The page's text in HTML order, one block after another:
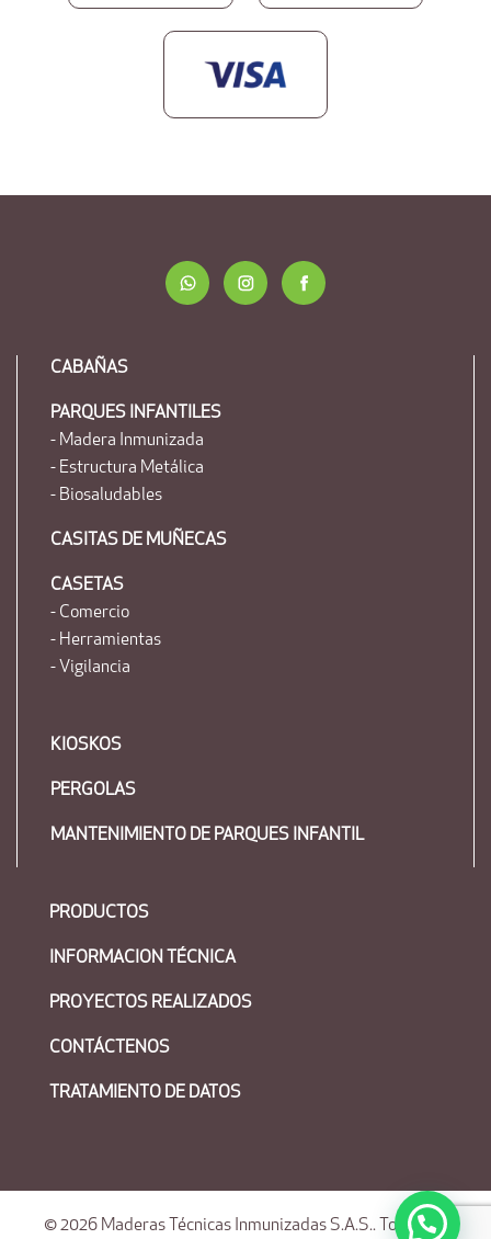
CABAÑAS
PARQUES INFANTILES
- Madera Inmunizada
- Estructura Metálica
- Biosaludables
CASITAS DE MUÑECAS
CASETAS
- Comercio
- Herramientas
- Vigilancia
KIOSKOS
PERGOLAS
MANTENIMIENTO DE PARQUES INFANTIL
PRODUCTOS
INFORMACION TÉCNICA
PROYECTOS REALIZADOS
CONTÁCTENOS
TRATAMIENTO DE DATOS
© 2026 Maderas Técnicas Inmunizadas S.A.S.. Todos los